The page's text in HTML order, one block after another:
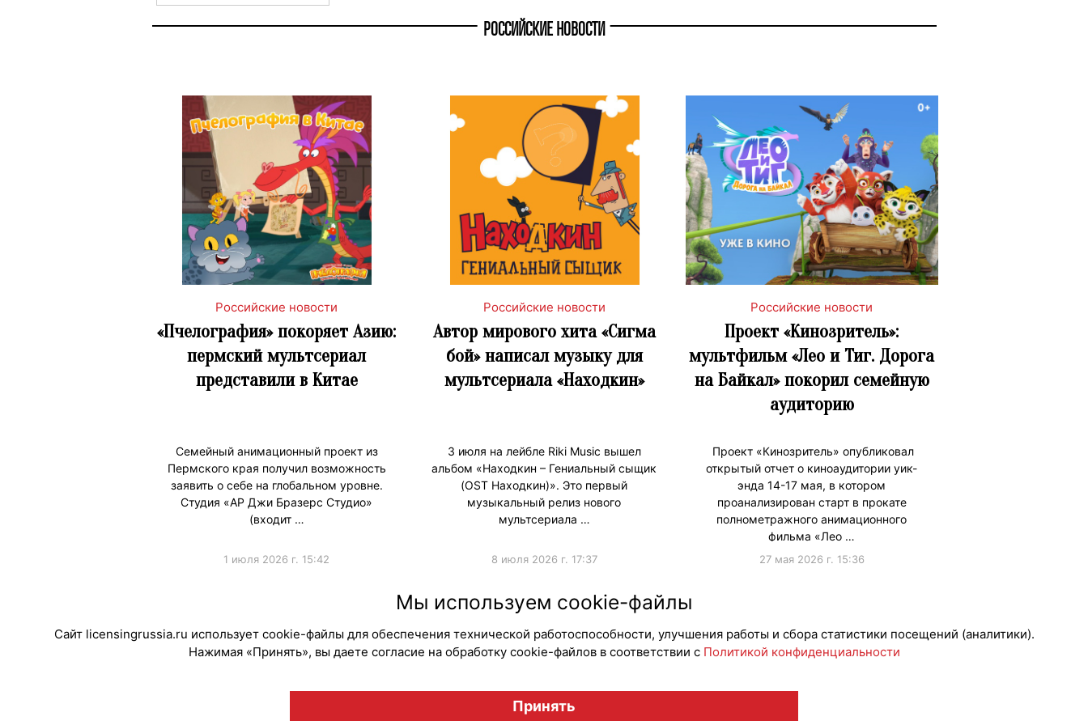
РОССИЙСКИЕ НОВОСТИ
Российские новости
«Пчелография» покоряет Азию:
пермский мультсериал
представили в Китае
Семейный анимационный проект из
Пермского края получил возможность
заявить о себе на глобальном уровне.
Студия «АР Джи Бразерс Студио»
(входит …
1 июля 2026 г. 15:42
Российские новости
Автор мирового хита «Сигма
бой» написал музыку для
мультсериала «Находкин»
3 июля на лейбле Riki Music вышел
альбом «Находкин – Гениальный сыщик
(OST Находкин)». Это первый
музыкальный релиз нового
мультсериала …
8 июля 2026 г. 17:37
Российские новости
Проект «Кинозритель»:
мультфильм «Лео и Тиг. Дорога
на Байкал» покорил семейную
аудиторию
Проект «Кинозритель» опубликовал
открытый отчет о киноаудитории уик-
энда 14-17 мая, в котором
проанализирован старт в прокате
полнометражного анимационного
фильма «Лео …
27 мая 2026 г. 15:36
© "Вестник лицензионного рынка", licensingrussia.ru, 2009-2026 12+
Мы используем cookie-файлы
Сайт licensingrussia.ru использует cookie-файлы для обеспечения технической работоспособности, улучшения работы и сбора статистики посещений (аналитики).
Нажимая «Принять», вы даете согласие на обработку cookie-файлов в соответствии с Политикой конфиденциальности
Принять